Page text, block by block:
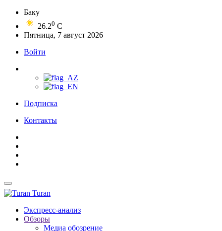
Баку
26.20 C
Пятница, 7 август 2026
Войти
Подписка
Контакты
Turan
Экспресс-анализ
Обзоры
Медиа обозрение